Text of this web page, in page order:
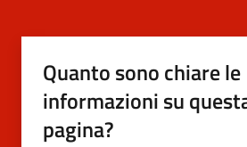
Quanto sono chiare le
informazioni su
pagina?